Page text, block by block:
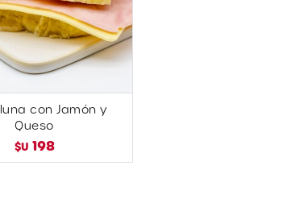
con Jamón y
Queso
$U 198